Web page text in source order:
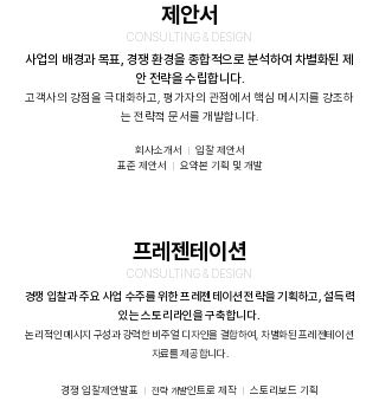
제안서
CONSULTING & DESIGN
사업의 배경과 목표, 경쟁 환경을 종합적으로 분석하여 차별화된 제
안 전략을 수립합니다.
고객사의 강점을 극대화하고, 평가자의 관점에서 핵심 메시지를 강조하
는 전략적 문서를 개발합니다.
회사소개서 ㅣ 입찰 제안서
표준 제안서 ㅣ 요약본 기획 및 개발
프레젠테이션
CONSULTING & DESIGN
경쟁 입찰과 주요 사업 수주를 위한 프레젠테이션 전략을 기획하고, 설득력
있는 스토리라인을 구축합니다.
논리적인 메시지 구성과 강력한 비주얼 디자인을 결합하여, 차별화된 프레젠테이션
자료를 제공합니다.
경쟁 입찰제안발표 ㅣ 전략 개발인트로 제작 ㅣ 스토리보드 기획